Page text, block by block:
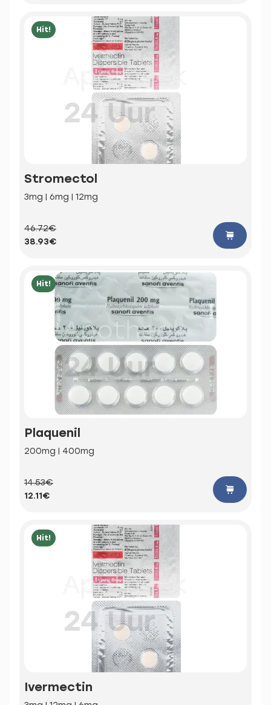
Hit!
Stromectol
3mg | 6mg | 12mg
46.72€
38.93€
Hit!
Plaquenil
200mg | 400mg
14.53€
12.11€
Hit!
Ivermectin